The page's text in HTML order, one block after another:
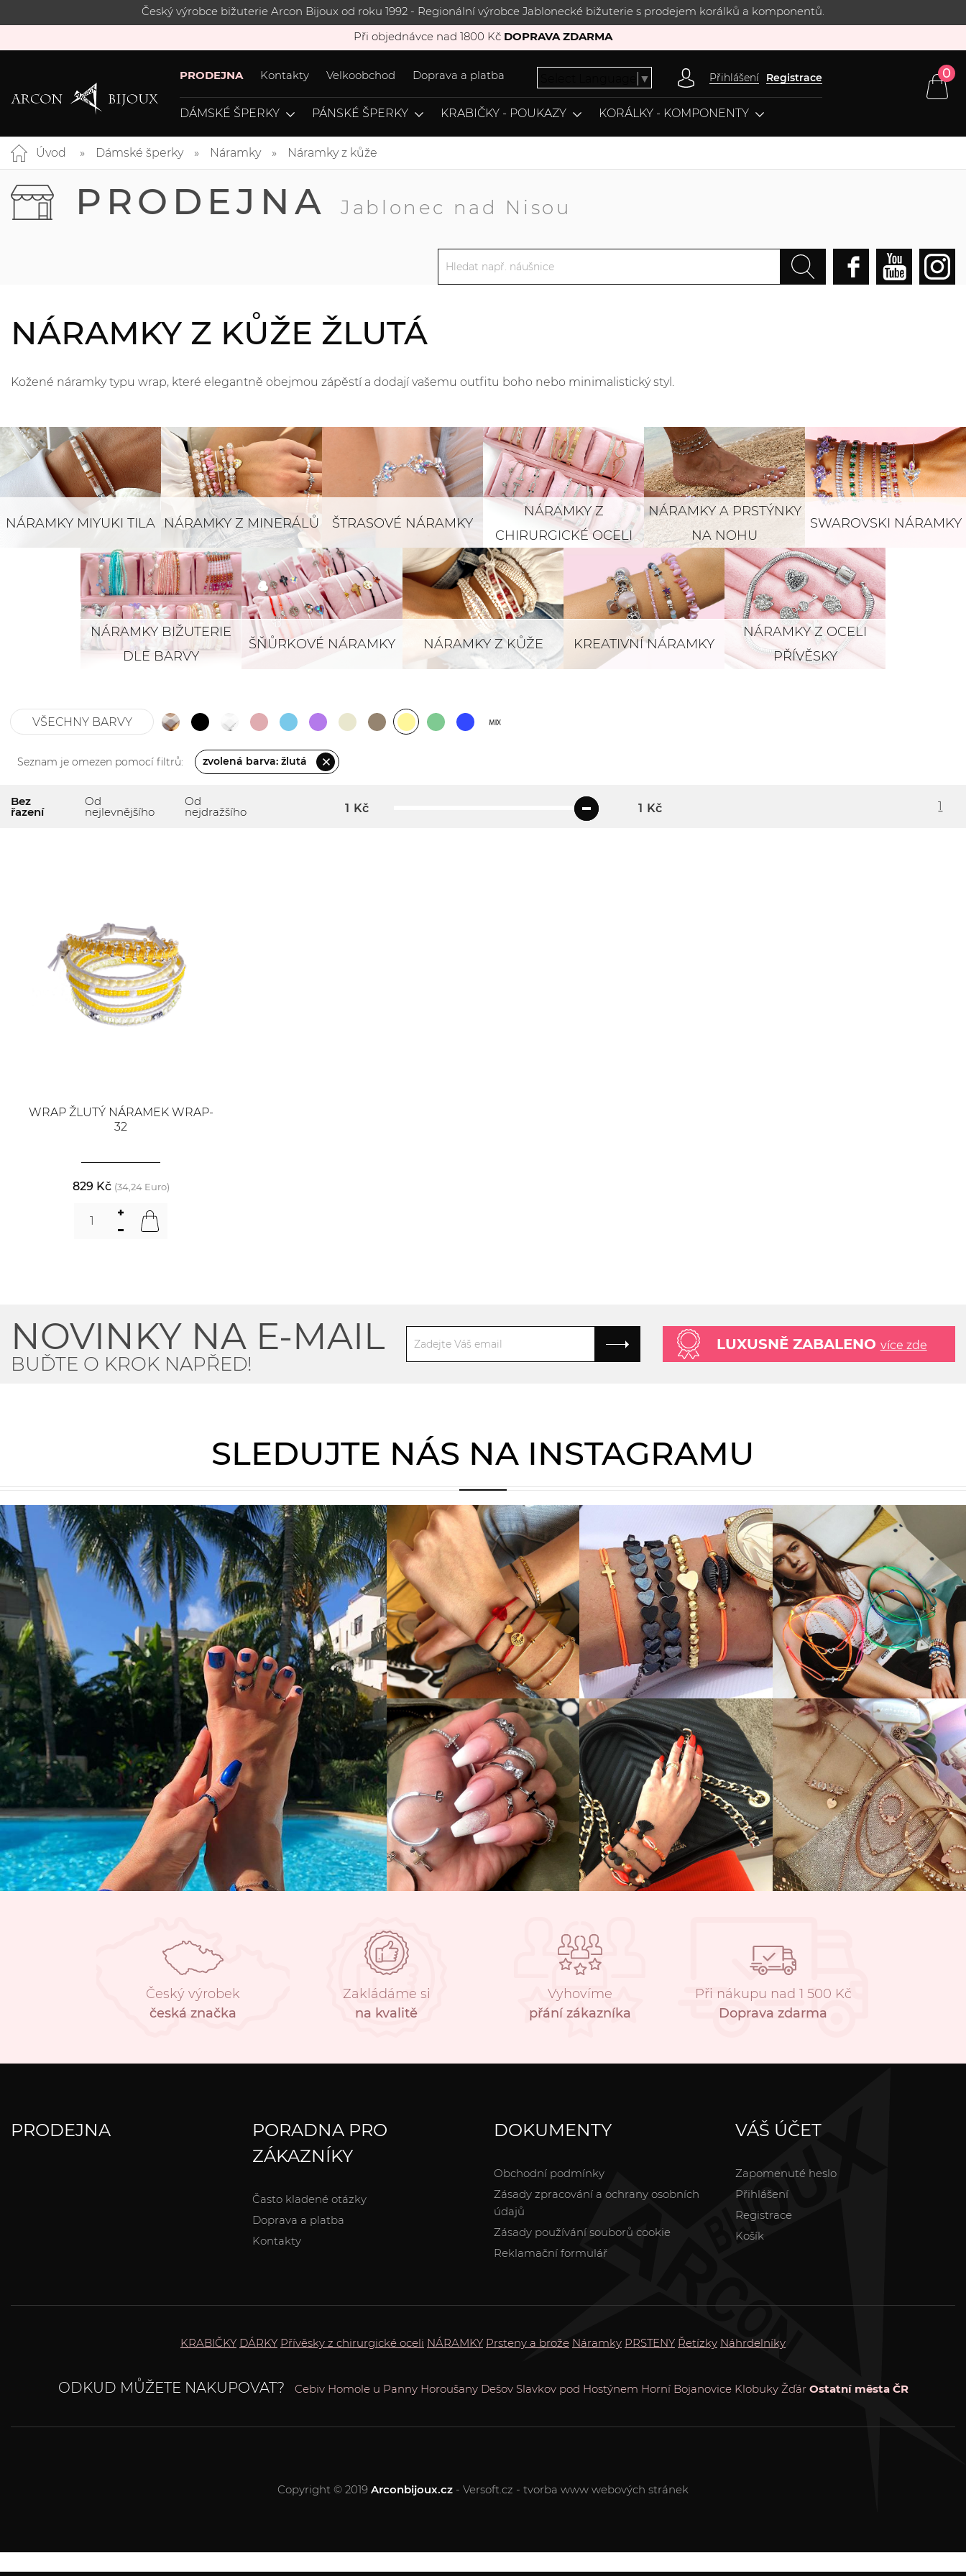
Český výrobce bižuterie Arcon Bijoux od roku 1992 - Regionální výrobce Jablonecké bižuterie s prodejem korálků a komponentů.
Při objednávce nad 1800 Kč DOPRAVA ZDARMA
PRODEJNA Kontakty Velkoobchod Doprava a platba ▼ Přihlášení Registrace 0
DÁMSKÉ ŠPERKY PÁNSKÉ ŠPERKY KRABIČKY - POUKAZY KORÁLKY - KOMPONENTY
Úvod Dámské šperky Náramky Náramky z kůže
PRODEJNA Jablonec nad Nisou
NÁRAMKY Z KŮŽE ŽLUTÁ
Kožené náramky typu wrap, které elegantně obejmou zápěstí a dodají vašemu outfitu boho nebo minimalistický styl.
NÁRAMKY MIYUKI TILA NÁRAMKY Z MINERÁLŮ ŠTRASOVÉ NÁRAMKY
NÁRAMKY Z
CHIRURGICKÉ OCELI
NÁRAMKY A PRSTÝNKY
NA NOHU
SWAROVSKI NÁRAMKY
NÁRAMKY BIŽUTERIE
DLE BARVY
ŠŇŮRKOVÉ NÁRAMKY NÁRAMKY Z KŮŽE KREATIVNÍ NÁRAMKY
NÁRAMKY Z OCELI
PŘÍVĚSKY
VŠECHNY BARVY
Seznam je omezen pomocí filtrů: zvolená barva: žlutá
Bez
řazení
Od
nejlevnějšího
Od
nejdražšího Kč Kč 1
WRAP ŽLUTÝ NÁRAMEK WRAP-
32
829 Kč (34,24 Euro)
NOVINKY NA E-MAIL
BUĎTE O KROK NAPŘED!
LUXUSNĚ ZABALENO více zde
SLEDUJTE NÁS NA INSTAGRAMU
Český výrobek
česká značka
Zakládáme si
na kvalitě
Vyhovíme
přání zákazníka
Při nákupu nad 1 500 Kč
Doprava zdarma
PRODEJNA
PORADNA PRO
ZÁKAZNÍKY
Často kladené otázky
Doprava a platba
Kontakty
DOKUMENTY
Obchodní podmínky
Zásady zpracování a ochrany osobních
údajů
Zásady používání souborů cookie
Reklamační formulář
VÁŠ ÚČET
Zapomenuté heslo
Přihlášení
Registrace
Košík
KRABIČKY DÁRKY Přívěsky z chirurgické oceli NÁRAMKY Prsteny a brože Náramky PRSTENY Řetízky Náhrdelníky
ODKUD MŮŽETE NAKUPOVAT? Cebiv Homole u Panny Horoušany Dešov Slavkov pod Hostýnem Horní Bojanovice Klobuky Žďár Ostatní města ČR
Copyright © 2019 Arconbijoux.cz - Versoft.cz - tvorba www webových stránek